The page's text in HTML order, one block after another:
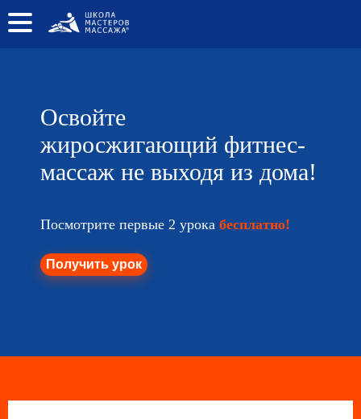
Отзывы
Поиск по сайту
Освойте
жиросжигающий фитнес-
массаж не выходя из дома!
Посмотрите первые 2 урока бесплатно!
Получить урок